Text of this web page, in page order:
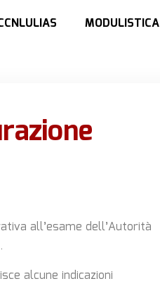
MODULISTICA
all’esame dell’Autorità
alcune indicazioni